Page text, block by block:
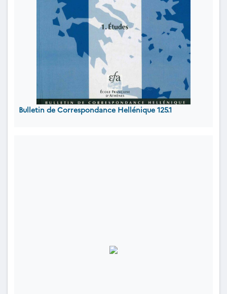
Bulletin de Correspondance Hellénique 125.1